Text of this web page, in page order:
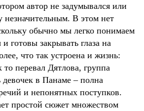
автор не задумывался или
незначительным. В этом нет
обычно мы легко понимаем
готовы закрывать глаза на
что так устроена и жизнь:
перевал Дятлова, группа
в Панаме – полна
и непонятных поступков.
простой сюжет множеством